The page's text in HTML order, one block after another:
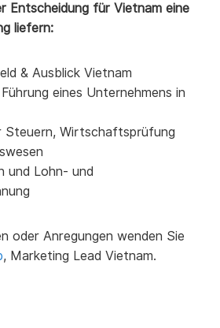
Entscheidung für Vietnam eine
liefern:
& Ausblick Vietnam
eines Unternehmens in
Steuern, Wirtschaftsprüfung
und Lohn- und
oder Anregungen wenden Sie
, Marketing Lead Vietnam.